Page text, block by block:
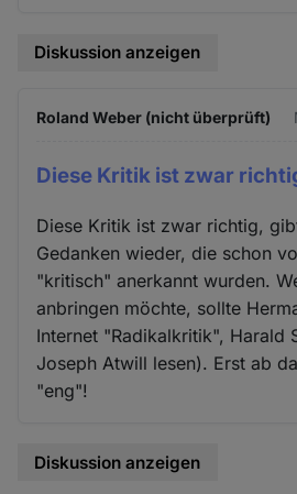
Diskussion anzeigen
Roland Weber (nicht überprüft)
Diese Kritik ist zwar
Diese Kritik ist zwar richtig,
Gedanken wieder, die schon
"kritisch" anerkannt wurden.
anbringen möchte, sollte
Internet "Radikalkritik", Harald
Joseph Atwill lesen). Erst ab
"eng"!
Diskussion anzeigen